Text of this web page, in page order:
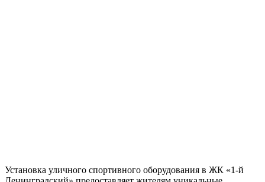
Установка уличного спортивного оборудования в ЖК «1-й